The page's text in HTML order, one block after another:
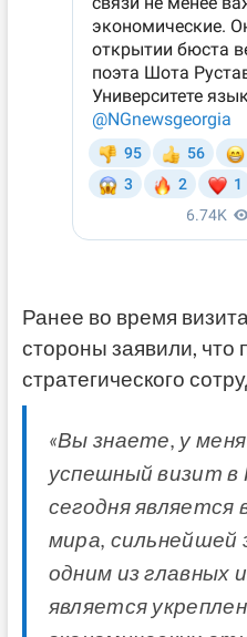
Ранее во время
стороны заявили, что
стратегического
«Вы знаете, у
успешный визит
сегодня является
мира, сильнейшей
одним из главных
является